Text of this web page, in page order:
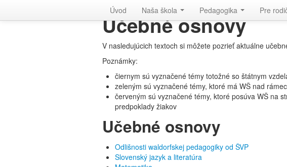
Úvod Naša škola Pedagogika Pre
Waldorfská škola v Bratislave
Účebné osnovy
V nasledujúcich textoch si môžete pozrieť aktuálne
Poznámky:
čiernym sú vyznačené témy totožné so štátnym
zeleným sú vyznačené témy, ktoré má WŠ nad
červeným sú vyznačené témy, ktoré posúva WŠ na
predpoklady žiakov
Učebné osnovy
Odlišnosti waldorfskej pedagogiky od ŠVP
Slovenský jazyk a literatúra